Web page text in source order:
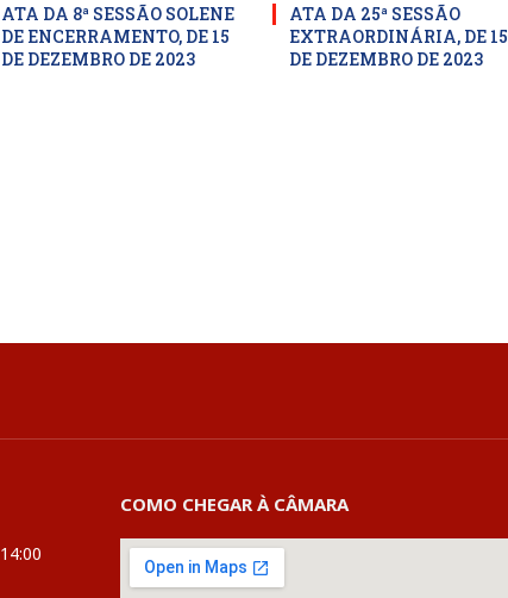
ATA DA 8ª SESSÃO SOLENE
DE ENCERRAMENTO, DE 15
DE DEZEMBRO DE 2023
ATA DA 25ª SESSÃO
EXTRAORDINÁRIA, DE 15
DE DEZEMBRO DE 2023
COMO CHEGAR À CÂMARA